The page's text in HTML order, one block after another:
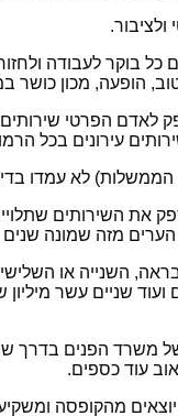
בוקר לעבודה
הופעה, מכון
הפרטי שירותים
עירונים בכל
לא עמדו
את השירותים
מזה שמונה שנים
השנייה או
ועוד שניים עשר
משרד הפנים בדרך
עוד כספים.
מהקופסה